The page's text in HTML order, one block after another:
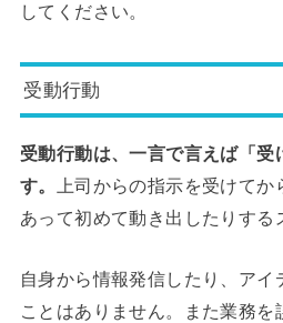
してください。
受動行動
受動行動は、一言で言えば「受
す。
上司からの指示を受けて
あって初めて動き出したりする
自身から情報発信したり、アイ
ことはありません。また業務